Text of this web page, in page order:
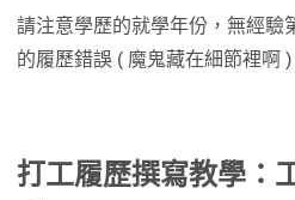
請注意學歷的就學年份，無經驗
的履歷錯誤 ( 魔鬼藏在細節裡啊 )
打工履歷撰寫教學：